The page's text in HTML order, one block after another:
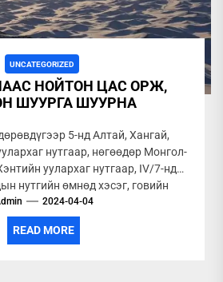
UNCATEGORIZED
НОЙТОН ЦАС ОРЖ,
ШУУРГА ШУУРНА
5-нд Алтай, Хангай,
нутгаар, нөгөөдөр Монгол-
уулархаг нутгаар, IV/7-нд
нутгийн өмнөд хэсэг, говийн
нутгийн...
2024-04-04
READ MORE